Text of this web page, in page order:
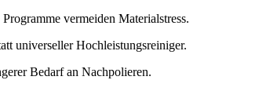
vermeiden Materialstress.
universeller Hochleistungsreiniger.
Bedarf an Nachpolieren.